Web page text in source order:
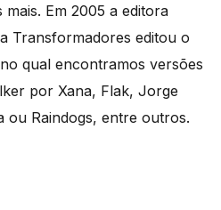
Em 2005 a editora
Transformadores editou o
qual encontramos versões
por Xana, Flak, Jorge
ou Raindogs, entre outros.